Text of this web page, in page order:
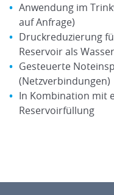
Anwendung im
auf Anfrage)
Druckreduzierung
Reservoir als
Gesteuerte
(Netzverbindungen)
In Kombination mit
Reservoirfüllung